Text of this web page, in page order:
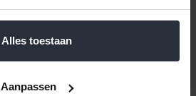
Alles toestaan
Aanpassen
In winkelwagen